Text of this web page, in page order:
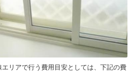
リアで行う費用目安としては、下記の費